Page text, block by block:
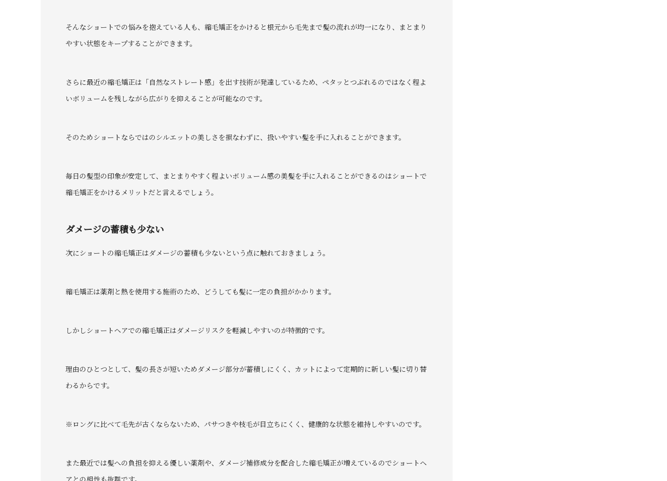
そんなショートでの悩みを抱えている人も、縮毛矯正をかけると根元から毛先まで髪の流れが均一になり、まとまり
やすい状態をキープすることができます。
さらに最近の縮毛矯正は「自然なストレート感」を出す技術が発達しているため、ペタッとつぶれるのではなく程よ
いボリュームを残しながら広がりを抑えることが可能なのです。
そのためショートならではのシルエットの美しさを損なわずに、扱いやすい髪を手に入れることができます。
毎日の髪型の印象が安定して、まとまりやすく程よいボリューム感の美髪を手に入れることができるのはショートで
縮毛矯正をかけるメリットだと言えるでしょう。
ダメージの蓄積も少ない
次にショートの縮毛矯正はダメージの蓄積も少ないという点に触れておきましょう。
縮毛矯正は薬剤と熱を使用する施術のため、どうしても髪に一定の負担がかかります。
しかしショートヘアでの縮毛矯正はダメージリスクを軽減しやすいのが特徴的です。
理由のひとつとして、髪の長さが短いためダメージ部分が蓄積しにくく、カットによって定期的に新しい髪に切り替
わるからです。
※ロングに比べて毛先が古くならないため、パサつきや枝毛が目立ちにくく、健康的な状態を維持しやすいのです。
また最近では髪への負担を抑える優しい薬剤や、ダメージ補修成分を配合した縮毛矯正が増えているのでショートヘ
アとの相性も抜群です。